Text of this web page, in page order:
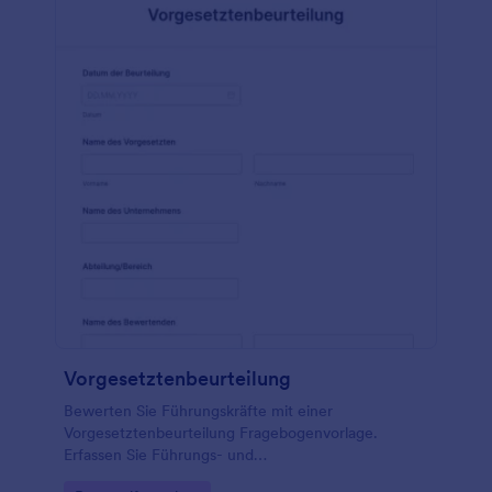
vervollständigen. Sie können aber auch zusätzliche
Jotform anpassen. Und wenn Sie Bewertungen mit
tun Sie dies automatisch mit unseren über 100
nahtlos online durch - mit einem kostenlosen
Vorgesetztenbeurteilung
Bewerten Sie Führungskräfte mit einer
Vorgesetztenbeurteilung Fragebogenvorlage.
Erfassen Sie Führungs- und